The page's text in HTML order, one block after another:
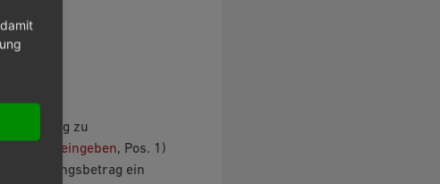
Betrag zu
eingeben, Pos. 1)
Erstattungsbetrag ein